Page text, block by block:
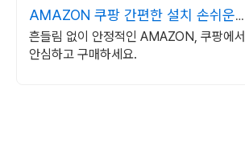
AMAZON 쿠팡 간편한 설치 손쉬운
관리
흔들림 없이 안정적인 AMAZON, 쿠팡에서
안심하고 구매하세요.